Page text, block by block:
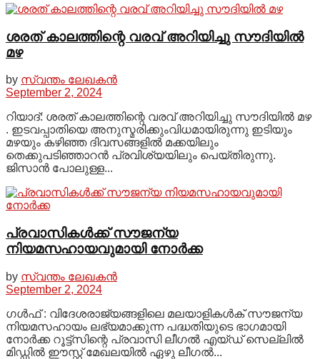
ശരത് കാലത്തിന്റെ വരവ് അറിയിച്ചു സൗദിയിൽ
മഴ
by സ്വന്തം ലേഖകൻ
September 2, 2024
റിയാദ്: ശരത് കാലത്തിന്റെ വരവ് അറിയിച്ചു സൗദിയിൽ മഴ
. ഇടവപ്പാതിയെ അനുസ്മരിക്കുംവിധമായിരുന്നു ഇടിയും
മഴയും കഴിഞ്ഞ ദിവസങ്ങളിൽ മക്കയിലും
തെക്കുപടിഞ്ഞാറൻ പ്രവിശ്യയിലും പെയ്തിരുന്നു.
ജിസാൻ പോലുള്ള...
പ്രവാസികള്‍ക്ക് സൗജന്യ
നിയമസഹായവുമായി നോര്‍ക്ക
by സ്വന്തം ലേഖകൻ
September 2, 2024
ഗൾഫ് : വിദേശരാജ്യങ്ങളിലെ മലയാളികൾക് സൗജന്യ
നിയമസഹായം ലഭ്യമാക്കുന്ന പദ്ധതിയുടെ ഭാഗമായി
നോര്‍ക്ക റൂട്ട്സിന്റെ പ്രവാസി ലീഗല്‍ എയ്ഡ് സെല്ലില്‍
മിഡ്ഡില്‍ ഈസ്റ്റ് മേഖലയില്‍ ഏഴു ലീഗൽ...